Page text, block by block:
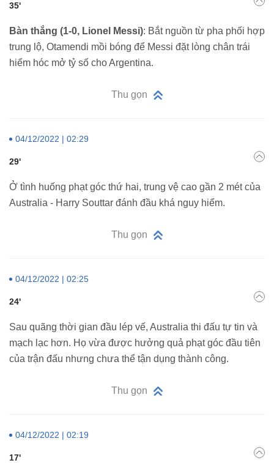
35'
Bàn thắng (1-0, Lionel Messi): Bắt nguồn từ pha phối hợp
trung lộ, Otamendi mồi bóng để Messi đặt lòng chân trái
hiểm hóc mở tỷ số cho Argentina.
Thu gọn
04/12/2022 | 02:29
29'
Ở tình huống phạt góc thứ hai, trung vệ cao gần 2 mét của
Australia - Harry Souttar đánh đầu khá nguy hiểm.
Thu gọn
04/12/2022 | 02:25
24'
Sau quãng thời gian đầu lép vế, Australia thi đấu tự tin và
mạch lạc hơn. Họ vừa được hưởng quả phạt góc đầu tiên
của trận đấu nhưng chưa thể tận dụng thành công.
Thu gọn
04/12/2022 | 02:19
17'